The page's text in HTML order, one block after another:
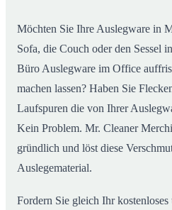
Möchten Sie Ihre Auslegware in
Sofa, die Couch oder den Sessel
Büro Auslegware im Office
machen lassen? Haben Sie
Laufspuren die von Ihrer
Kein Problem. Mr. Cleaner
gründlich und löst diese
Auslegematerial.
Fordern Sie gleich Ihr